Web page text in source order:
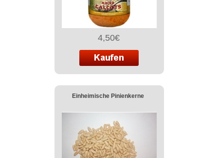
4,50€
Einheimische Pinienkerne